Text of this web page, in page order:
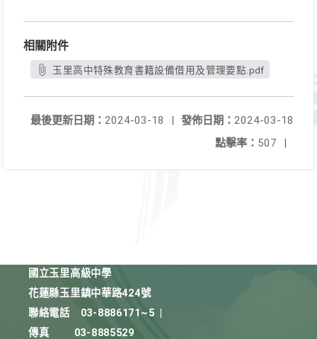
相關附件
玉里高中特殊教育書籍設備借用及管理要點.pdf
發佈日期： 2024-03-18
最後更新日期： 2024-03-18
|
點擊率： 507 |
國立玉里高級中學
花蓮縣玉里鎮中華路424號
聯絡電話
03-8886171~5
傳真
03-8885529